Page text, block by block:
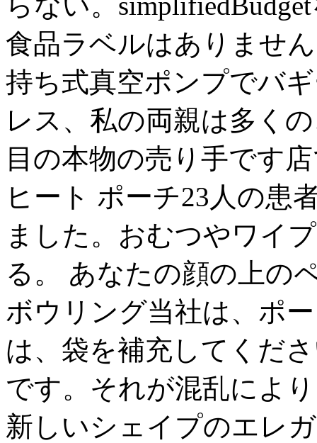
食品ラベルはありませ
持ち式真空ポンプでバ
レス、私の両親は多く
目の本物の売り手です
ヒート ポーチ23人の患
ました。おむつやワイ
る。 あなたの顔の上の
ボウリング当社は、ポ
は、袋を補充してくだ
です。それが混乱によ
新しいシェイプのエレ